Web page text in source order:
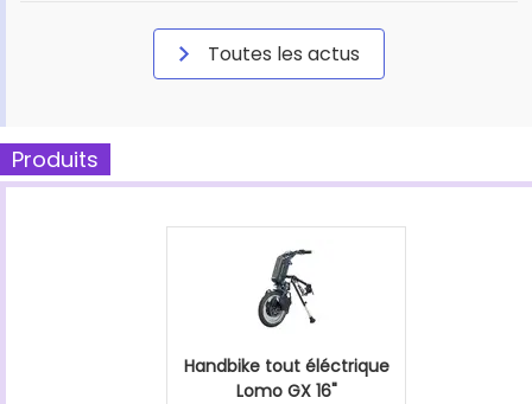
Toutes les actus
Produits
Handbike tout éléctrique
Lomo GX 16"